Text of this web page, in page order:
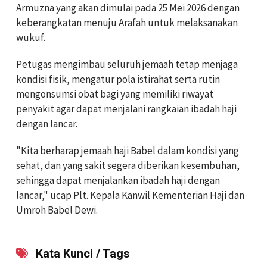
Armuzna yang akan dimulai pada 25 Mei 2026 dengan
keberangkatan menuju Arafah untuk melaksanakan
wukuf.
Petugas mengimbau seluruh jemaah tetap menjaga
kondisi fisik, mengatur pola istirahat serta rutin
mengonsumsi obat bagi yang memiliki riwayat
penyakit agar dapat menjalani rangkaian ibadah haji
dengan lancar.
"Kita berharap jemaah haji Babel dalam kondisi yang
sehat, dan yang sakit segera diberikan kesembuhan,
sehingga dapat menjalankan ibadah haji dengan
lancar," ucap Plt. Kepala Kanwil Kementerian Haji dan
Umroh Babel Dewi.
Kata Kunci / Tags